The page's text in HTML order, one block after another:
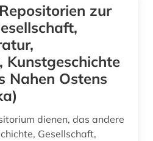
zur
Kunstgeschichte
Nahen Ostens
dienen, das andere
Gesellschaft,